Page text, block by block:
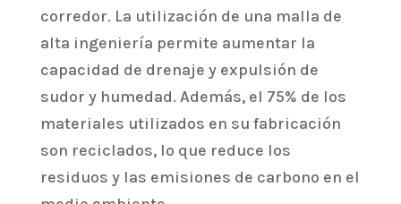
corredor. La utilización de una malla de
alta ingeniería permite aumentar la
capacidad de drenaje y expulsión de
sudor y humedad. Además, el 75% de los
materiales utilizados en su fabricación
son reciclados, lo que reduce los
residuos y las emisiones de carbono en el